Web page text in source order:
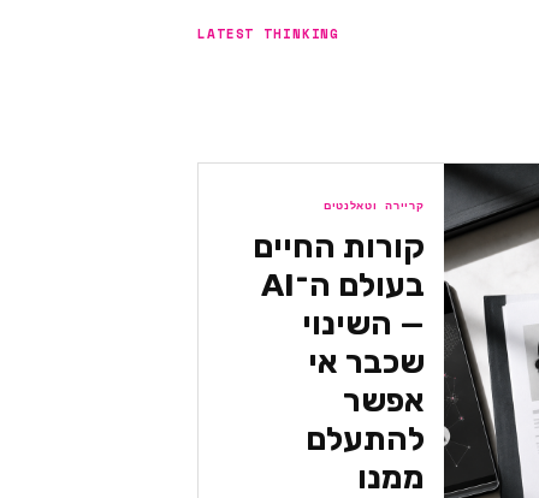
LATEST THINKING
קריירה וטאלנטים
קורות החיים
בעולם ה־AI
— השינוי
שכבר אי
אפשר
להתעלם
ממנו